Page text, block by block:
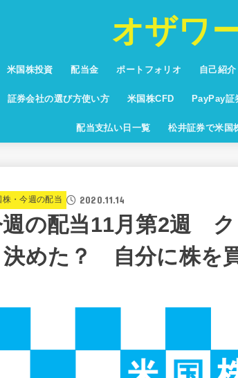
オザワ
米国株投資
投資信託
少額投資
NISA・つみたてNISA
お得な情報・キャンペーン
保有銘柄紹介
通貨・為替・FX
配当金
米国高配当株ランキング
ポートフォリオ 自己紹介
証券会社の選び方使い方 米国株CFD
米国株CFD配当利回りラン
PayPay証
PayPay証
配当支払い日一覧 松井証券で米国
株・今週の配当 2020.11.14
の配当11月第2週
決めた？ 自分に株を